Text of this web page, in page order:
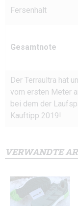
Fersenhalt
Gesamtnote
Der Terraultra hat
vom ersten Meter
bei dem der
Kauftipp 2019!
VERWANDTE